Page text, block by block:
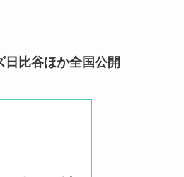
比谷ほか全国公開